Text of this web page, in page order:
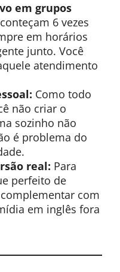
em grupos
6 vezes
em horários
junto. Você
atendimento
Como todo
não criar o
sozinho não
é problema do
real: Para
perfeito de
com
em inglês fora